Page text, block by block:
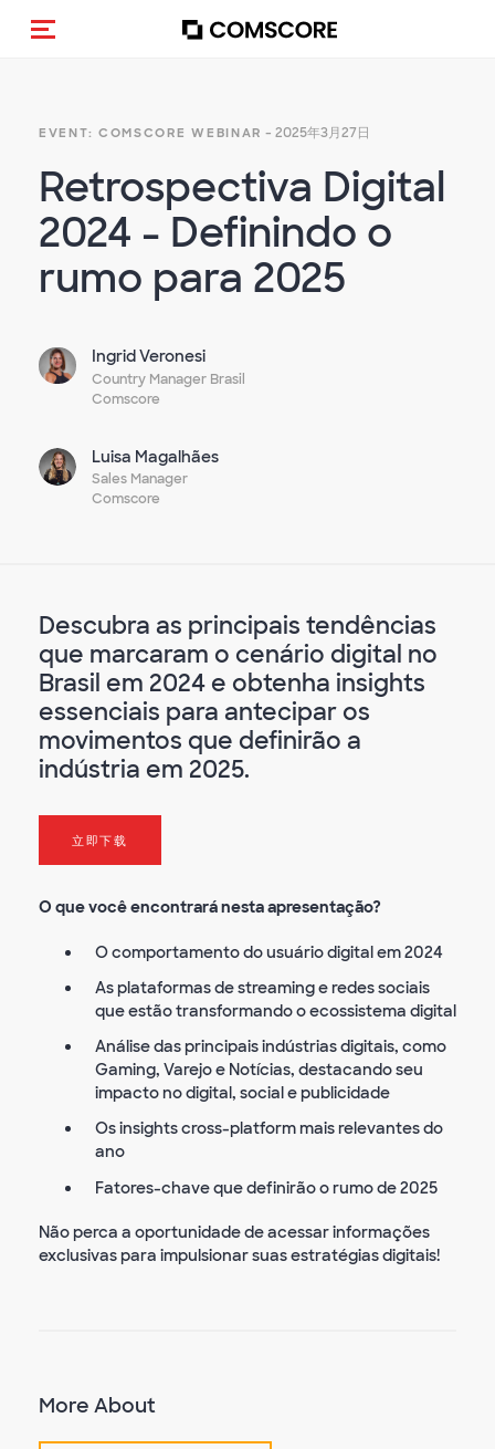
Toggle navigation
EVENT: COMSCORE WEBINAR - 2025年3月27日
Retrospectiva Digital
2024 - Definindo o
rumo para 2025
Ingrid Veronesi
Country Manager Brasil
Comscore
Luisa Magalhães
Sales Manager
Comscore
Descubra as principais tendências
que marcaram o cenário digital no
Brasil em 2024 e obtenha insights
essenciais para antecipar os
movimentos que definirão a
indústria em 2025.
立即下载
O que você encontrará nesta apresentação?
O comportamento do usuário digital em 2024
As plataformas de streaming e redes sociais
que estão transformando o ecossistema digital
Análise das principais indústrias digitais, como
Gaming, Varejo e Notícias, destacando seu
impacto no digital, social e publicidade
Os insights cross-platform mais relevantes do
ano
Fatores-chave que definirão o rumo de 2025
Não perca a oportunidade de acessar informações
exclusivas para impulsionar suas estratégias digitais!
More About